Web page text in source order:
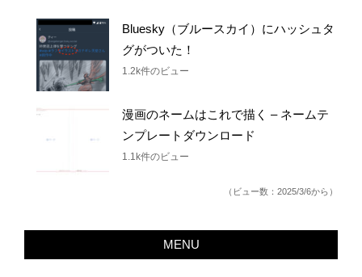
Bluesky（ブルースカイ）にハッシュタ
グがついた！
1.2k件のビュー
漫画のネームはこれで描く – ネームテ
ンプレートダウンロード
1.1k件のビュー
MENU